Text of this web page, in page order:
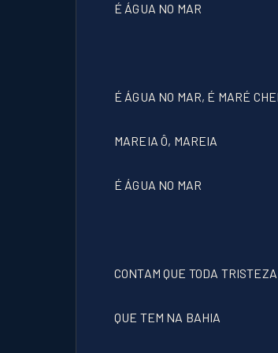
É ÁGUA NO MAR
É ÁGUA NO MAR, É MARÉ
MAREIA Ô, MAREIA
É ÁGUA NO MAR
CONTAM QUE TODA TRISTEZA
QUE TEM NA BAHIA